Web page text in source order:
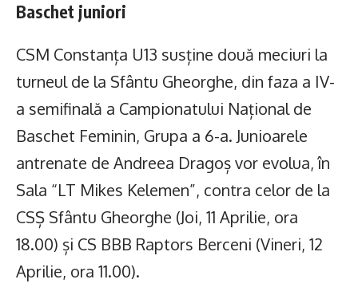
Baschet juniori
CSM Constanța U13 susține două meciuri la
turneul de la Sfântu Gheorghe, din faza a IV-
a semifinală a Campionatului Național de
Baschet Feminin, Grupa a 6-a. Junioarele
antrenate de Andreea Dragoș vor evolua, în
Sala “LT Mikes Kelemen”, contra celor de la
CSȘ Sfântu Gheorghe (Joi, 11 Aprilie, ora
18.00) și CS BBB Raptors Berceni (Vineri, 12
Aprilie, ora 11.00).